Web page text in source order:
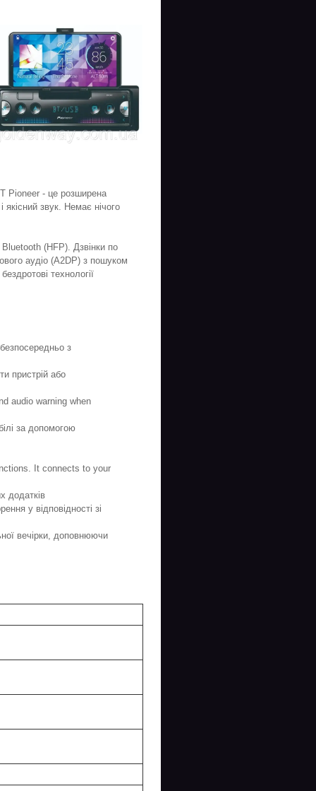
Pioneer - це розширена
звук. Немає нічого
(HFP). Дзвінки по
аудіо (A2DP) з пошуком
технології
з
пристрій або
audio warning when
за допомогою
It connects to your
додатків
у відповідності зі
вечірки, доповнюючи